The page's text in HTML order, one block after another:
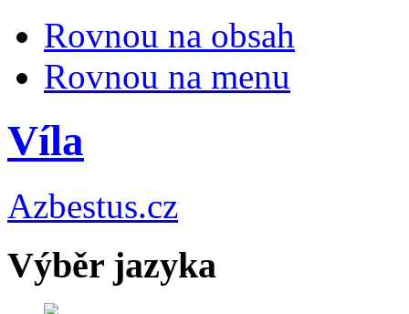
Rovnou na obsah
Rovnou na menu
Víla
Azbestus.cz
Výběr jazyka